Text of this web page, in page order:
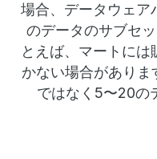
場合、データウェア
のデータのサブセ
とえば、マートには
かない場合があり
ではなく5〜20の